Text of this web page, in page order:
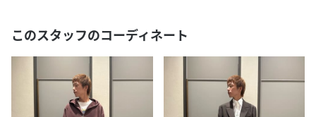
このスタッフのコーディネート